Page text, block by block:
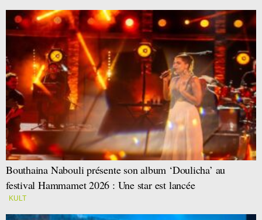
Bouthaina Nabouli présente son album ‘Doulicha’ au
festival Hammamet 2026 : Une star est lancée
KULT